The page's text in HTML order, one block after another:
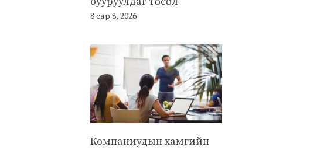
8 сар 8, 2026
Компаниудын хамгийн